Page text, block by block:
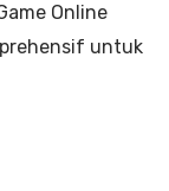
Online
untuk